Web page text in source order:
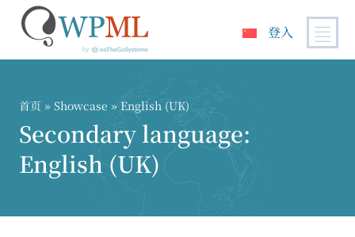
登入
首页 » Showcase » English (UK)
Secondary language:
English (UK)